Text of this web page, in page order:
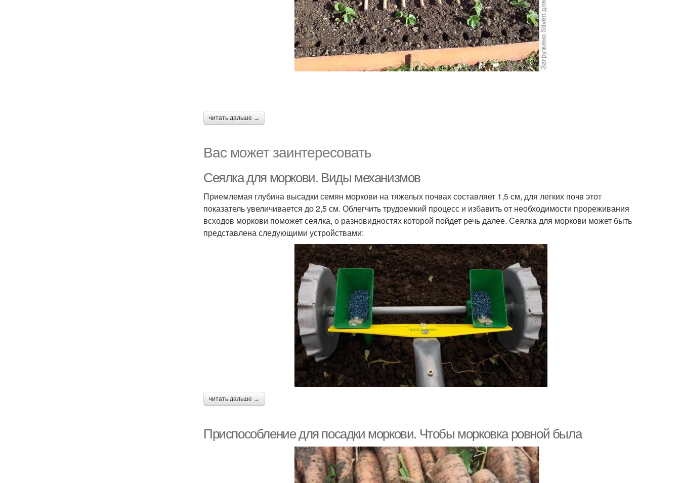
читать дальше →
Вас может заинтересовать
Сеялка для моркови. Виды механизмов
Приемлемая глубина высадки семян моркови на тяжелых почвах составляет 1,5 см, для легких почв этот
показатель увеличивается до 2,5 см. Облегчить трудоемкий процесс и избавить от необходимости прореживания
всходов моркови поможет сеялка, о разновидностях которой пойдет речь далее. Сеялка для моркови может быть
представлена следующими устройствами:
читать дальше →
Приспособление для посадки моркови. Чтобы морковка ровной была